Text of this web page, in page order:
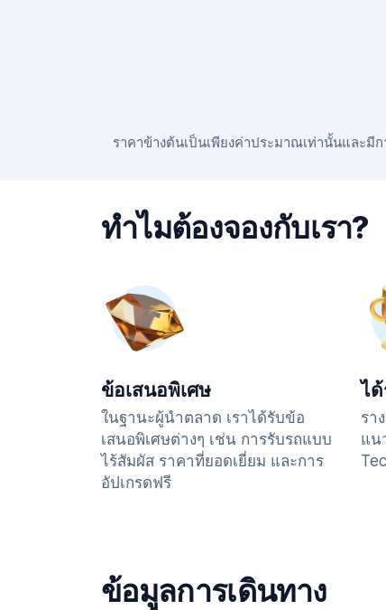
ราคาข้างต้นเป็นเพียงค่าประมาณเท่านั้นและมี
ทำไมต้องจองกับเรา?
ข้อเสนอพิเศษ
ในฐานะผู้นำตลาด เราได้รับข้อ
เสนอพิเศษต่างๆ เช่น การรับรถแบบ
ไร้สัมผัส ราคาที่ยอดเยี่ยม และการ
อัปเกรดฟรี
ไ
รา
แน
ข้อมูลการเดินทาง